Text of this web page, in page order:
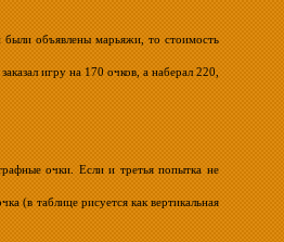
были объявлены марьяжи, то стоимость
игру на 170 очков, а наберал 220,
очки. Если и третья попытка не
(в таблице рисуется как вертикальная